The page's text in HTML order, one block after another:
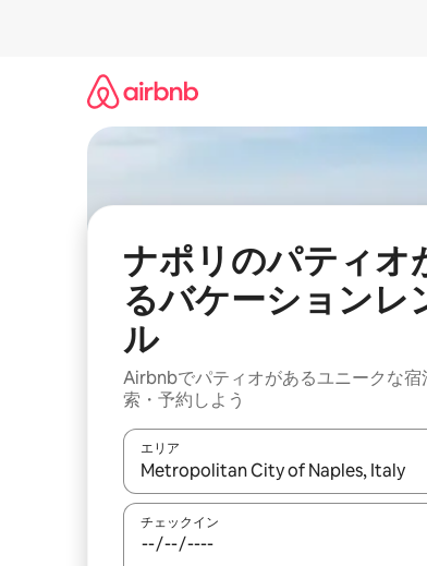
ナポリのパティオ
るバケーションレ
ル
Airbnbでパティオがあるユニークな宿
索・予約しよう
エリア
検索結果が表示されたら、上下の矢印キ
チェックイン